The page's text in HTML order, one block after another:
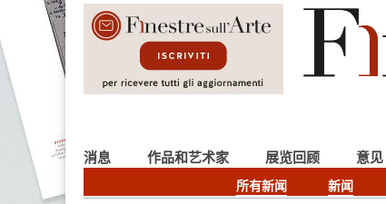
消息
所有新闻 新闻
作品和艺术家 展览回顾 意见